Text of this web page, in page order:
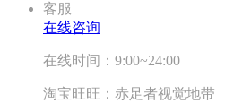
客服
在线咨询
在线时间：9:00~24:00
淘宝旺旺：赤足者视觉地带